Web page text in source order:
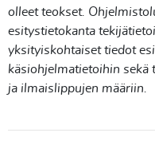
olleet teokset.
esitystietokanta
yksityiskohtaiset tiedot
käsiohjelmatietoihin
ja ilmaislippujen määriin.